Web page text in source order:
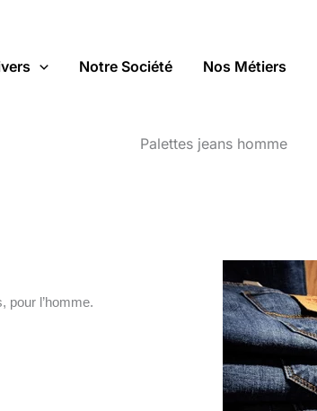
Notre Société Nos Métiers
Palettes jeans homme
pour l’homme.